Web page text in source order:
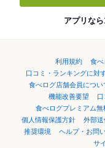
アプリな
利用規約 食べ
口コミ・ランキングに対
食べログ店舗会員につい
機能改善要望
食べログプレミアム無
個人情報保護方針
外部送
推奨環境
ヘルプ・お問
サ